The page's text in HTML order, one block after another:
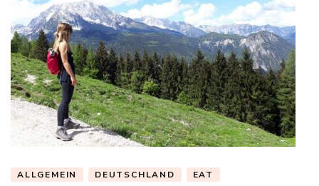
ALLGEMEIN DEUTSCHLAND EAT